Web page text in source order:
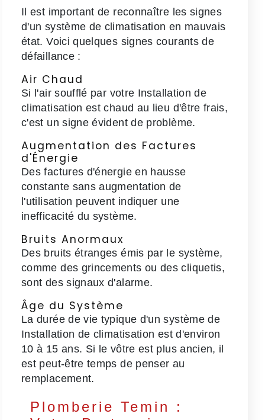
Il est important de reconnaître les signes
d'un système de climatisation en mauvais
état. Voici quelques signes courants de
défaillance :
Air Chaud
Si l'air soufflé par votre Installation de
climatisation est chaud au lieu d'être frais,
c'est un signe évident de problème.
Augmentation des Factures
d'Énergie
Des factures d'énergie en hausse
constante sans augmentation de
l'utilisation peuvent indiquer une
inefficacité du système.
Bruits Anormaux
Des bruits étranges émis par le système,
comme des grincements ou des cliquetis,
sont des signaux d'alarme.
Âge du Système
La durée de vie typique d'un système de
Installation de climatisation est d'environ
10 à 15 ans. Si le vôtre est plus ancien, il
est peut-être temps de penser au
remplacement.
Plomberie Temin :